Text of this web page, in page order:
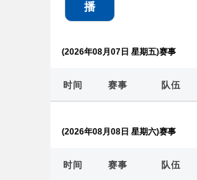
播
(2026年08月07日 星期五)赛事
时间 赛事 队伍
(2026年08月08日 星期六)赛事
时间 赛事 队伍